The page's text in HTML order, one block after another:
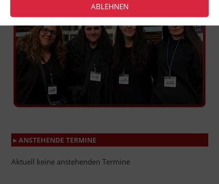
ABLEHNEN
▸ ANSTEHENDE TERMINE
Aktuell keine anstehenden Termine